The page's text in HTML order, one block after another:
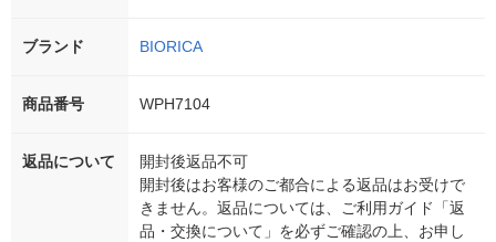
ブランド BIORICA
商品番号 WPH7104
返品について
開封後返品不可
開封後はお客様のご都合による返品はお受けで
きません。返品については、ご利用ガイド「返
品・交換について」を必ずご確認の上、お申し